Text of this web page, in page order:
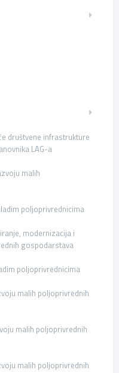
društvene infrastrukture
LAG-a
malih
poljoprivrednicima
modernizacija i
gospodarstava
poljoprivrednicima
malih poljoprivrednih
malih poljoprivrednih
malih poljoprivrednih